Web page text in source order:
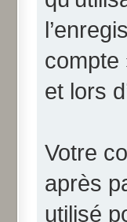
compte
et lors
Votre
après
utilisé